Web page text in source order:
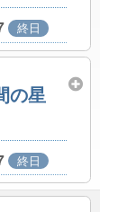
終日
の星
終日